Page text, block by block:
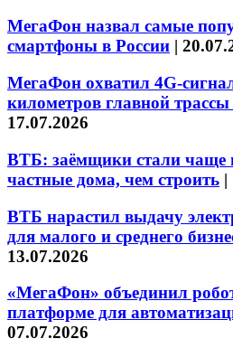
МегаФон назвал самые
смартфоны в России |
МегаФон охватил 4G-
километров главной
17.07.2026
ВТБ: заёмщики стали чаще
частные дома, чем строить |
ВТБ нарастил выдачу
для малого и среднего
13.07.2026
«МегаФон» объединил
платформе для
07.07.2026